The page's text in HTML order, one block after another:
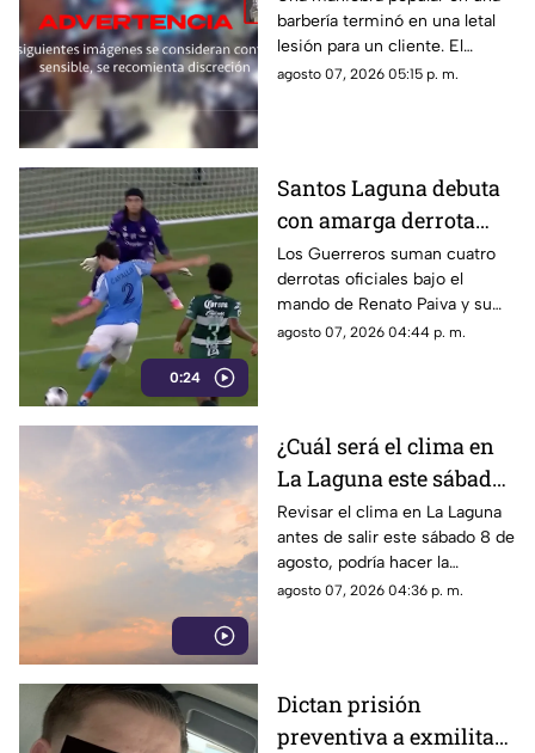
cortaba el cabello
barbería terminó en una letal
lesión para un cliente. El
momento quedó registrado
agosto 07, 2026 05:15 p. m.
0:24
Santos Laguna debuta
con amarga derrota
ante el New York City
en la Leagues Cup
Los Guerreros suman cuatro
derrotas oficiales bajo el
mando de Renato Paiva y su
próximo reto será ante el
agosto 07, 2026 04:44 p. m.
¿Cuál será el clima en
La Laguna este sábado
8 de agosto 2026?
Revisar el clima en La Laguna
antes de salir este sábado 8 de
agosto, podría hacer la
diferencia entre un día
agosto 07, 2026 04:36 p. m.
Dictan prisión
preventiva a exmilitar